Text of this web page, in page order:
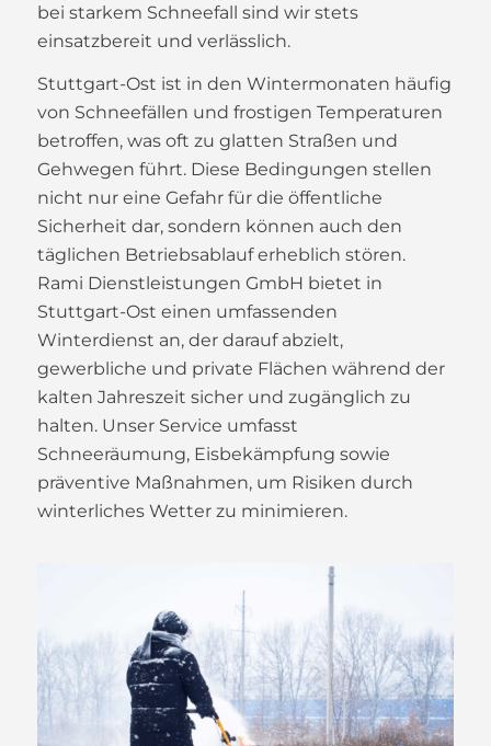
bei starkem Schneefall sind wir stets
einsatzbereit und verlässlich.
Stuttgart-Ost ist in den Wintermonaten häufig
von Schneefällen und frostigen Temperaturen
betroffen, was oft zu glatten Straßen und
Gehwegen führt. Diese Bedingungen stellen
nicht nur eine Gefahr für die öffentliche
Sicherheit dar, sondern können auch den
täglichen Betriebsablauf erheblich stören.
Rami Dienstleistungen GmbH bietet in
Stuttgart-Ost einen umfassenden
Winterdienst an, der darauf abzielt,
gewerbliche und private Flächen während der
kalten Jahreszeit sicher und zugänglich zu
halten. Unser Service umfasst
Schneeräumung, Eisbekämpfung sowie
präventive Maßnahmen, um Risiken durch
winterliches Wetter zu minimieren.